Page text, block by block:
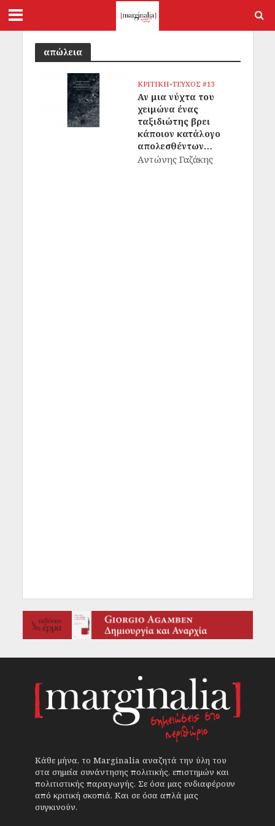
απώλεια
ΚΡΙΤΙΚΗ•ΤΕΥΧΟΣ #13
Αν μια νύχτα του
χειμώνα ένας
ταξιδιώτης βρει
κάποιον κατάλογο
απολεσθέντων…
Αντώνης Γαζάκης
Κάθε μήνα, το Marginalia αναζητά την ύλη του
στα σημεία συνάντησης πολιτικής, επιστημών και
πολιτιστικής παραγωγής. Σε όσα μας ενδιαφέρουν
από κριτική σκοπιά. Και σε όσα απλά μας
συγκινούν.